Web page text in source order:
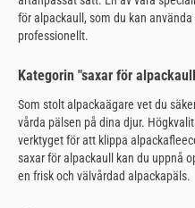
för alpackaull, som du kan
professionellt.
Kategorin "saxar för
Som stolt alpackaägare vet du
vårda pälsen på dina djur.
verktyget för att klippa
saxar för alpackaull kan du uppnå
en frisk och välvårdad alpackapäls.